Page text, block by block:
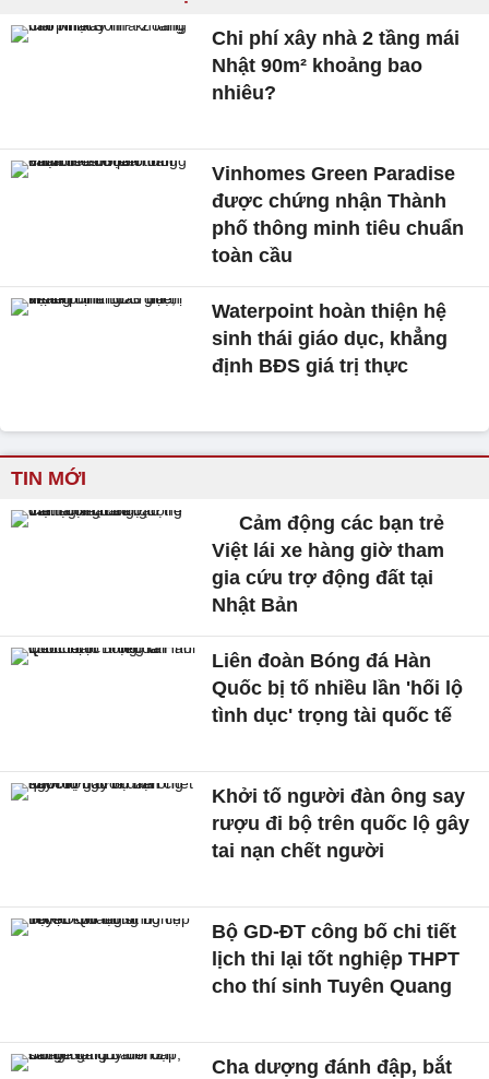
Chi phí xây nhà 2 tầng mái
Nhật 90m² khoảng bao
nhiêu?
Vinhomes Green Paradise
được chứng nhận Thành
phố thông minh tiêu chuẩn
toàn cầu
Waterpoint hoàn thiện hệ
sinh thái giáo dục, khẳng
định BĐS giá trị thực
TIN MỚI
Cảm động các bạn trẻ
Việt lái xe hàng giờ tham
gia cứu trợ động đất tại
Nhật Bản
Liên đoàn Bóng đá Hàn
Quốc bị tố nhiều lần 'hối lộ
tình dục' trọng tài quốc tế
Khởi tố người đàn ông say
rượu đi bộ trên quốc lộ gây
tai nạn chết người
Bộ GD-ĐT công bố chi tiết
lịch thi lại tốt nghiệp THPT
cho thí sinh Tuyên Quang
Cha dượng đánh đập, bắt